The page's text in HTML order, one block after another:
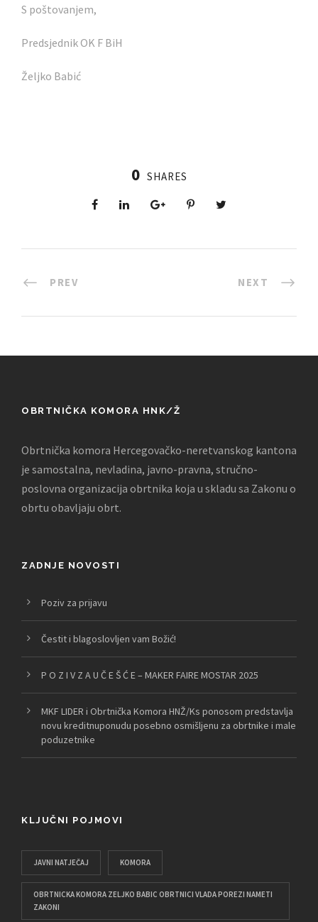
S poštovanjem,
Predsjednik OK F BiH
Željko Babić
0 SHARES
PREV NEXT
OBRTNIČKA KOMORA HNK/Ž
Obrtnička komora Hercegovačko-neretvanskog kantona
je samostalna, nevladina, javno-pravna, stručno-
poslovna organizacija obrtnika koja u skladu sa Zakonu o
obrtu obavljaju obrt.
ZADNJE NOVOSTI
Poziv za prijavu
Čestit i blagoslovljen vam Božić!
P O Z I V Z A U Č E Š Ć E – MAKER FAIRE MOSTAR 2025
MKF LIDER i Obrtnička Komora HNŽ/Ks ponosom predstavlja
novu kreditnuponudu posebno osmišljenu za obrtnike i male
poduzetnike
KLJUČNI POJMOVI
JAVNI NATJEČAJ KOMORA
OBRTNICKA KOMORA ZELJKO BABIC OBRTNICI VLADA POREZI NAMETI
ZAKONI